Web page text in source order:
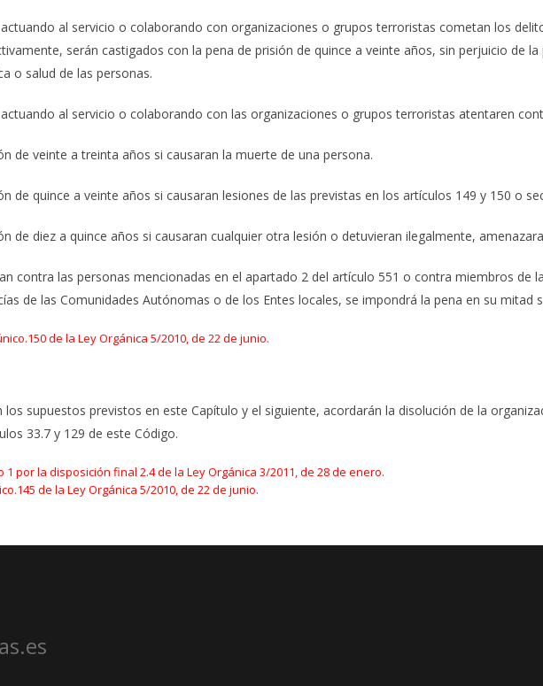
al servicio o colaborando con organizaciones o grupos terroristas cometan los
serán castigados con la pena de prisión de quince a veinte años, sin perjuicio de
o salud de las personas.
al servicio o colaborando con las organizaciones o grupos terroristas atentaren
de veinte a treinta años si causaran la muerte de una persona.
de quince a veinte años si causaran lesiones de las previstas en los artículos 149 y 150 o
de diez a quince años si causaran cualquier otra lesión o detuvieran ilegalmente,
contra las personas mencionadas en el apartado 2 del artículo 551 o contra miembros de
de las Comunidades Autónomas o de los Entes locales, se impondrá la pena en su mitad
de la Ley Orgánica 5/2010, de 22 de junio.
supuestos previstos en este Capítulo y el siguiente, acordarán la disolución de la
33.7 y 129 de este Código.
por la disposición final 2.4 de la Ley Orgánica 3/2011, de 28 de enero.
de la Ley Orgánica 5/2010, de 22 de junio.